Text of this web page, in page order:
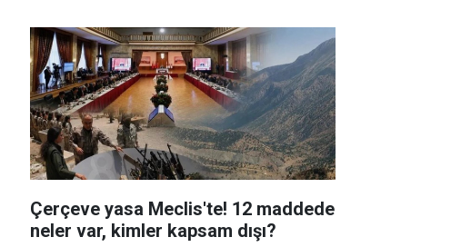
Çerçeve yasa Meclis'te! 12 maddede
neler var, kimler kapsam dışı?